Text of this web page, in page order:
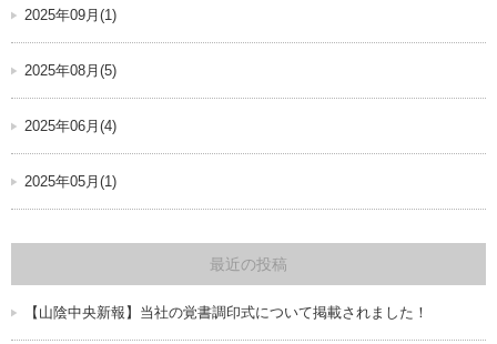
2025年09月(1)
2025年08月(5)
2025年06月(4)
2025年05月(1)
最近の投稿
【山陰中央新報】当社の覚書調印式について掲載されました！